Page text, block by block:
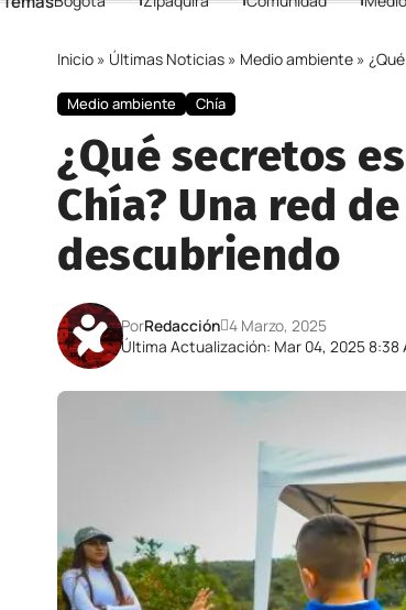
Inicio » Últimas Noticias » Medio ambiente »
Medio ambiente Chía
¿Qué secretos
Chía? Una red
descubriendo
Última Actualización: Mar 04, 2025 8:38
PorRedacción 4 Marzo, 2025